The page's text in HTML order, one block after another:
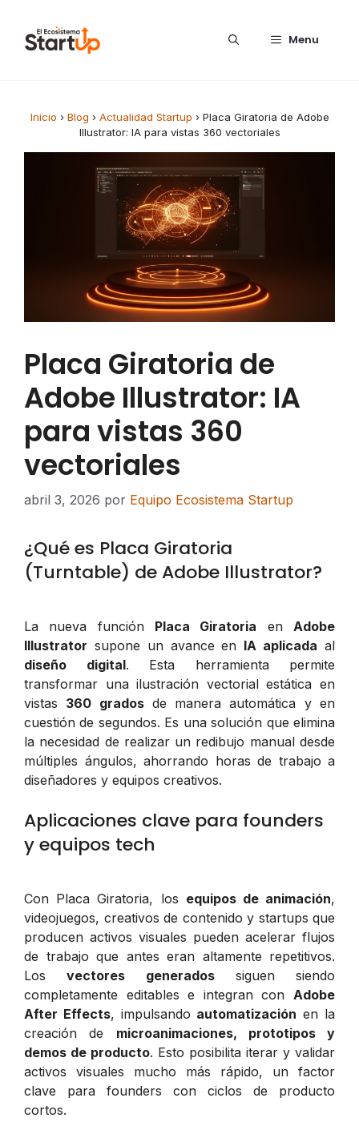
Menu
Inicio › Blog › Actualidad Startup › Placa Giratoria de Adobe
Illustrator: IA para vistas 360 vectoriales
Placa Giratoria de
Adobe Illustrator: IA
para vistas 360
vectoriales
abril 3, 2026 por Equipo Ecosistema Startup
¿Qué es Placa Giratoria
(Turntable) de Adobe Illustrator?
La nueva función Placa Giratoria en Adobe
Illustrator supone un avance en IA aplicada al
diseño digital. Esta herramienta permite
transformar una ilustración vectorial estática en
vistas 360 gradosde manera automática y en
cuestión de segundos. Es una solución que elimina
la necesidad de realizar un redibujo manual desde
múltiples ángulos, ahorrando horas de trabajo a
diseñadores y equipos creativos.
Aplicaciones clave para founders
y equipos tech
Con Placa Giratoria, los equipos de animación,
videojuegos, creativos de contenido y startups que
producen activos visuales pueden acelerar flujos
de trabajo que antes eran altamente repetitivos.
Losvectores generadossiguen siendo
completamente editables e integran con Adobe
After Effects, impulsando automatización en la
creación de microanimaciones, prototipos y
demos de producto. Esto posibilita iterar y validar
activos visuales mucho más rápido, un factor
clave para founders con ciclos de producto
cortos.